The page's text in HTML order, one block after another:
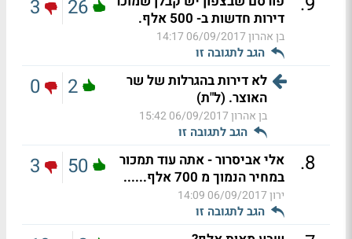
דירות חדשות ב- 500 אלף.
בן אהרון06/09/2017 14:17
הגב לתגובה זו
26
3
לא דירות בהגרלות של שר
האוצר. (ל"ת)
בן אהרון06/09/2017 15:42
הגב לתגובה זו
2
0
8
.
אלי אביסרור - אתה עוד תמכור
במחיר הנמוך מ 700 אלף......
ירון06/09/2017 14:09
הגב לתגובה זו
50
3